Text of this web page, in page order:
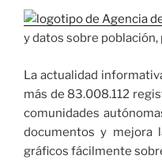
y datos sobre
La actualidad
más de 83.008.112
comunidades
documentos y mejora
gráficos fácilmente